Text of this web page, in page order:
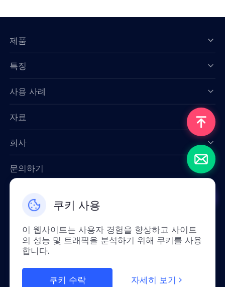
쿠키 사용
이 웹사이트는 사용자 경험을 향상하고 사이트
의 성능 및 트래픽을 분석하기 위해 쿠키를 사용
합니다.
쿠키 수락 자세히 보기
제품
특징
사용 사례
자료
회사
문의하기
한국인
수 없습니다. 이해해 주셔서 정말 감사합니다!